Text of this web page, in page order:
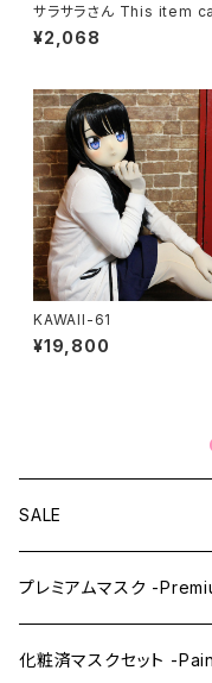
サラサラさん This item
ot ship overseas
¥2,068
KAWAII-61
¥19,800
SALE
プレミアムマスク -
KAWAII PREMIUM
化粧済マスクセット -